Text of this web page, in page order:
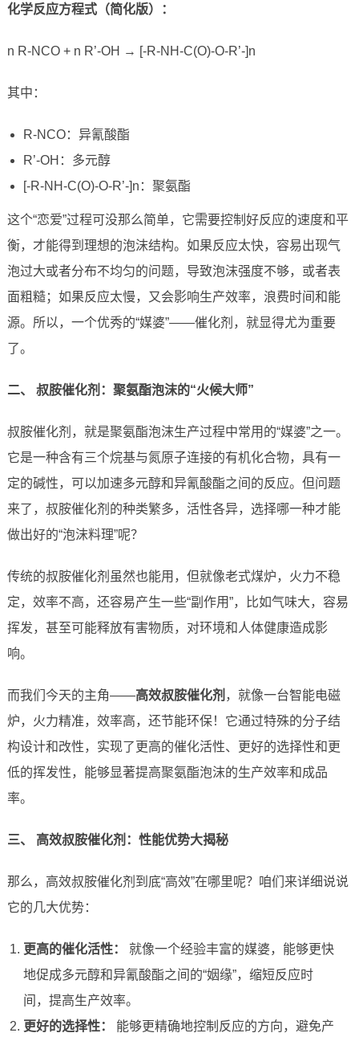
化学反应方程式（简化版）：
n R-NCO + n R’-OH → [-R-NH-C(O)-O-R’-]n
其中：
R-NCO：异氰酸酯
R’-OH：多元醇
[-R-NH-C(O)-O-R’-]n：聚氨酯
这个“恋爱”过程可没那么简单，它需要控制好反应的速度和平
衡，才能得到理想的泡沫结构。如果反应太快，容易出现气
泡过大或者分布不均匀的问题，导致泡沫强度不够，或者表
面粗糙；如果反应太慢，又会影响生产效率，浪费时间和能
源。所以，一个优秀的“媒婆”——催化剂，就显得尤为重要
了。
二、 叔胺催化剂：聚氨酯泡沫的“火候大师”
叔胺催化剂，就是聚氨酯泡沫生产过程中常用的“媒婆”之一。
它是一种含有三个烷基与氮原子连接的有机化合物，具有一
定的碱性，可以加速多元醇和异氰酸酯之间的反应。但问题
来了，叔胺催化剂的种类繁多，活性各异，选择哪一种才能
做出好的“泡沫料理”呢？
传统的叔胺催化剂虽然也能用，但就像老式煤炉，火力不稳
定，效率不高，还容易产生一些“副作用”，比如气味大，容易
挥发，甚至可能释放有害物质，对环境和人体健康造成影
响。
而我们今天的主角——高效叔胺催化剂 ，就像一台智能电磁
炉，火力精准，效率高，还节能环保！它通过特殊的分子结
构设计和改性，实现了更高的催化活性、更好的选择性和更
低的挥发性，能够显著提高聚氨酯泡沫的生产效率和成品
率。
三、 高效叔胺催化剂：性能优势大揭秘
那么，高效叔胺催化剂到底“高效”在哪里呢？咱们来详细说说
它的几大优势：
更高的催化活性：
就像一个经验丰富的媒婆，能够更快
地促成多元醇和异氰酸酯之间的“姻缘”，缩短反应时
间，提高生产效率。
更好的选择性：
能够更精确地控制反应的方向，避免产